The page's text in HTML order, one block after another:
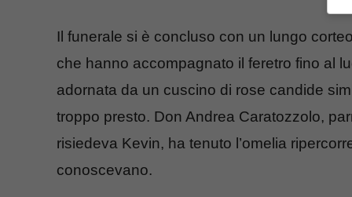
Il funerale si è concluso con un lungo
che hanno accompagnato il feretro fino al
adornata da un cuscino di rose candide
troppo presto. Don Andrea Caratozzolo,
risiedeva Kevin, ha tenuto l’omelia
conoscevano.